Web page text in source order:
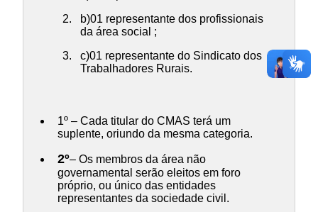
b)01 representante dos profissionais
da área social ;
c)01 representante do Sindicato dos
Trabalhadores Rurais.
1º – Cada titular do CMAS terá um
suplente, oriundo da mesma categoria.
2º– Os membros da área não
governamental serão eleitos em foro
próprio, ou único das entidades
representantes da sociedade civil.